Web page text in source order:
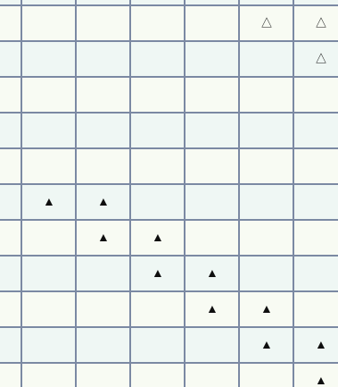
△ △
△
▲ ▲
▲ ▲
▲ ▲
▲ ▲
▲ ▲
▲